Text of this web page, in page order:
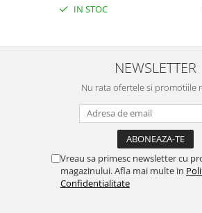
IN STOC
NEWSLETTER
Nu rata ofertele si promotiile
Vreau sa primesc newsletter cu
magazinului. Afla mai multe in
Confidentialitate